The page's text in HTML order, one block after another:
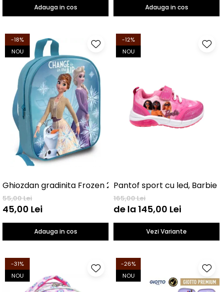
Adauga in cos Adauga in cos
-18%
NOU
Ghiozdan gradinita Frozen 29 cm
55,00 Lei
45,00 Lei
Adauga in cos
-12%
NOU
Pantof sport cu led, Barbie
165,00 Lei
de la 145,00 Lei
Vezi Variante
-31%
NOU
-26%
NOU